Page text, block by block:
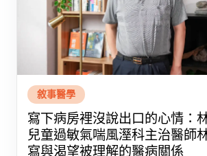
敘事醫學
寫下病房裡沒說出口的心情：
兒童過敏氣喘風溼科主治醫師
寫與渴望被理解的醫病關係